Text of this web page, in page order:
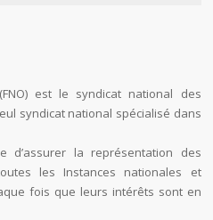
est le syndicat national des
syndicat national spécialisé dans
d’assurer la représentation des
les Instances nationales et
fois que leurs intérêts sont en